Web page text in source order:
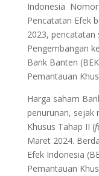
Indonesia
Pencatatan Efek
2023, pencatatan
Pengembangan
Bank Banten
Pemantauan
Harga saham
penurunan, sejak
Khusus Tahap II (
Maret 2024.
Efek Indonesia
Pemantauan